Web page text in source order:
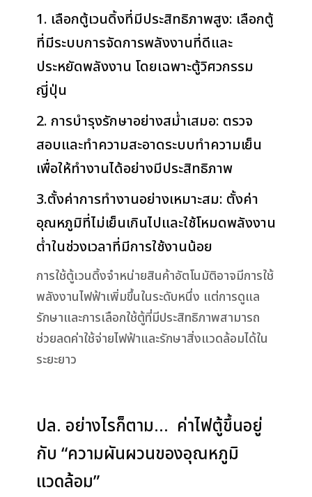
1. เลือกตู้เวนดิ้งที่มีประสิทธิภาพสูง: เลือกตู้
ที่มีระบบการจัดการพลังงานที่ดีและ
ประหยัดพลังงาน โดยเฉพาะตู้วิศวกรรม
ญี่ปุ่น
2. การบำรุงรักษาอย่างสม่ำเสมอ: ตรวจ
สอบและทำความสะอาดระบบทำความเย็น
เพื่อให้ทำงานได้อย่างมีประสิทธิภาพ
3.ตั้งค่าการทำงานอย่างเหมาะสม: ตั้งค่า
อุณหภูมิที่ไม่เย็นเกินไปและใช้โหมดพลังงาน
ต่ำในช่วงเวลาที่มีการใช้งานน้อย
การใช้ตู้เวนดิ้งจำหน่ายสินค้าอัตโนมัติอาจมีการใช้
พลังงานไฟฟ้าเพิ่มขึ้นในระดับหนึ่ง แต่การดูแล
รักษาและการเลือกใช้ตู้ที่มีประสิทธิภาพสามารถ
ช่วยลดค่าใช้จ่ายไฟฟ้าและรักษาสิ่งแวดล้อมได้ใน
ระยะยาว
ปล. อย่างไรก็ตาม… ค่าไฟตู้ขึ้นอยู่
กับ “ความผันผวนของอุณหภูมิ
แวดล้อม”